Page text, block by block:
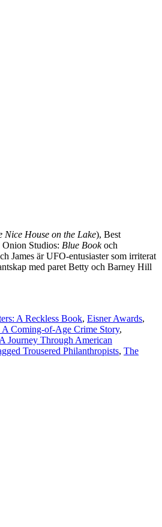
Nice House on the Lake), Best
Studios: Blue Bookoch
James är UFO-entusiaster som irriterat
med paret Betty och Barney Hill
A Reckless Book, Eisner Awards,
Coming-of-Age Crime Story,
Journey Through American
Trousered Philanthropists, The